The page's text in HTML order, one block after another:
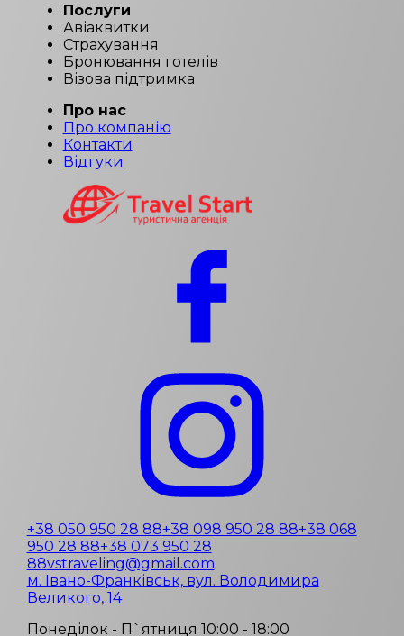
Послуги
Авіаквитки
Страхування
Бронювання готелів
Візова підтримка
Про нас
Про компанію
Контакти
Відгуки
+38 050 950 28 88+38 098 950 28 88+38 068
950 28 88+38 073 950 28
88vstraveling@gmail.com
м. Івано-Франківськ, вул. Володимира
Великого, 14
Понеділок - П`ятниця 10:00 - 18:00